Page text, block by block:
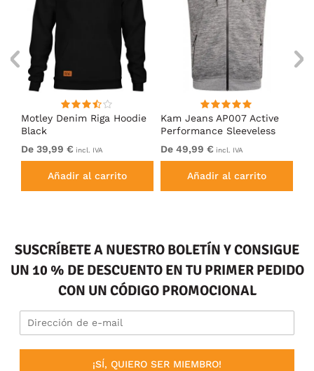
Motley Denim Riga Hoodie
Black
De 39,99 € incl. IVA
Añadir al carrito
Kam Jeans AP007 Active
Performance Sleeveless
Hoody Grey
De 49,99 € incl. IVA
Añadir al carrito
SUSCRÍBETE A NUESTRO BOLETÍN Y CONSIGUE
UN 10 % DE DESCUENTO EN TU PRIMER PEDIDO
CON UN CÓDIGO PROMOCIONAL
¡SÍ, QUIERO SER MIEMBRO!